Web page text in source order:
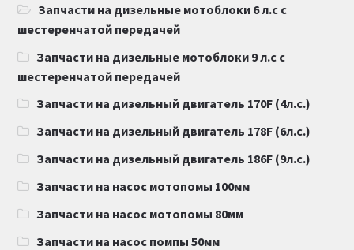
Запчасти на дизельные мотоблоки 6 л.с с
шестеренчатой передачей
Запчасти на дизельные мотоблоки 9 л.с с
шестеренчатой передачей
Запчасти на дизельный двигатель 170F (4л.с.)
Запчасти на дизельный двигатель 178F (6л.с.)
Запчасти на дизельный двигатель 186F (9л.с.)
Запчасти на насос мотопомы 100мм
Запчасти на насос мотопомы 80мм
Запчасти на насос помпы 50мм